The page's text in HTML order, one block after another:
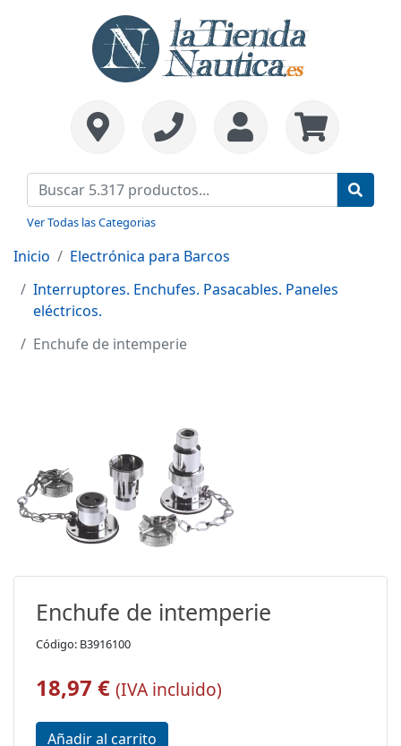
Ver Todas las Categorias
Inicio
Electrónica para Barcos
Interruptores. Enchufes. Pasacables. Paneles
eléctricos.
Enchufe de intemperie
Enchufe de intemperie
Código: B3916100
18,97 € (IVA incluido)